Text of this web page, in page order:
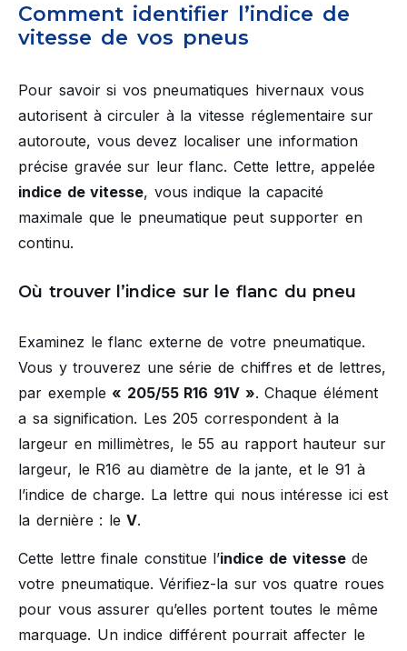
Comment identifier l’indice de
vitesse de vos pneus
Pour savoir si vos pneumatiques hivernaux vous
autorisent à circuler à la vitesse réglementaire sur
autoroute, vous devez localiser une information
précise gravée sur leur flanc. Cette lettre, appelée
indice de vitesse, vous indique la capacité
maximale que le pneumatique peut supporter en
continu.
Où trouver l’indice sur le flanc du pneu
Examinez le flanc externe de votre pneumatique.
Vous y trouverez une série de chiffres et de lettres,
par exemple « 205/55 R16 91V ». Chaque élément
a sa signification. Les 205 correspondent à la
largeur en millimètres, le 55 au rapport hauteur sur
largeur, le R16 au diamètre de la jante, et le 91 à
l’indice de charge. La lettre qui nous intéresse ici est
la dernière : leV.
Cette lettre finale constitue l’indice de vitessede
votre pneumatique. Vérifiez-la sur vos quatre roues
pour vous assurer qu’elles portent toutes le même
marquage. Un indice différent pourrait affecter le